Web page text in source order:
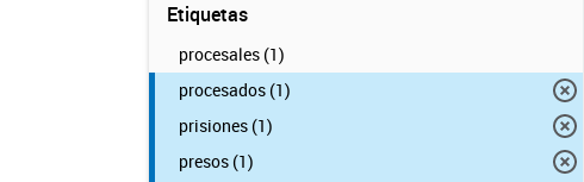
Etiquetas
procesales (1)
procesados (1)
prisiones (1)
presos (1)